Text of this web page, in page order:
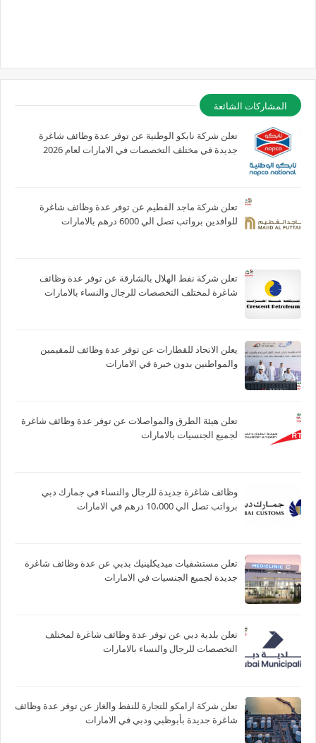
المشاركات الشائعة
تعلن شركة نابكو الوطنية عن توفر عدة وظائف شاغرة
جديدة في مختلف التخصصات في الامارات لعام 2026
تعلن شركة ماجد الفطيم عن توفر عدة وظائف شاغرة
للوافدين برواتب تصل الي 6000 درهم بالامارات
تعلن شركة نفط الهلال بالشارقة عن توفر عدة وظائف
شاغرة لمختلف التخصصات للرجال والنساء بالامارات
يعلن الاتحاد للقطارات عن توفر عدة وظائف للمقيمين
والمواطنين بدون خبرة في الامارات
تعلن هيئة الطرق والمواصلات عن توفر عدة وظائف شاغرة
لجميع الجنسيات بالامارات
وظائف شاغرة جديدة للرجال والنساء في جمارك دبي
برواتب تصل الي 10،000 درهم في الامارات
تعلن مستشفيات ميديكلينيك بدبي عن عدة وظائف شاغرة
جديدة لجميع الجنسيات في الامارات
تعلن بلدية دبي عن توفر عدة وظائف شاغرة لمختلف
التخصصات للرجال والنساء بالامارات
تعلن شركة ارامكو للتجارة للنفط والغاز عن توفر عدة وظائف
شاغرة جديدة بأبوظبي ودبي في الامارات